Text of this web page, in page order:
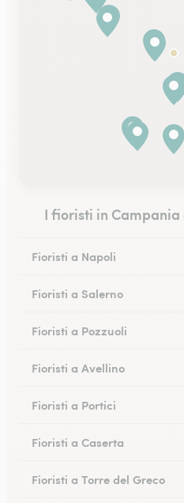
I fioristi in
Fioristi a Napoli
Fioristi a Salerno
Fioristi a Pozzuoli
Fioristi a Avellino
Fioristi a Portici
Fioristi a Caserta
Fioristi a Torre del Greco